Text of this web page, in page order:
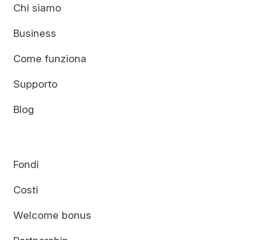
Chi siamo
Business
Come funziona
Supporto
Blog
Fondi
Costi
Welcome bonus